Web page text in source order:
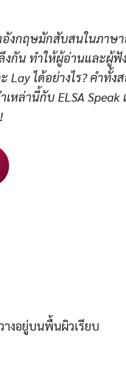
อังกฤษมักสับสนในภาษ
กัน ทำให้ผู้อ่านและผู้ฟั
ได้อย่างไร? คำทั้ง
ล่านี้กับ ELSA Speak
างอยู่บนพื้นผิวเรียบ